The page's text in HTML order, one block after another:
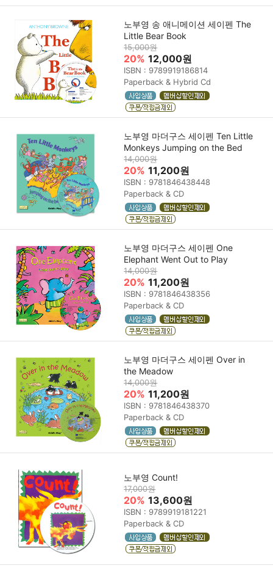
노부영 송 애니메이션 세이펜 The
Little Bear Book
15,000원
20% 12,000원
ISBN : 9789919186814
Paperback & Hybrid Cd
노부영 마더구스 세이펜 Ten Little
Monkeys Jumping on the Bed
14,000원
20% 11,200원
ISBN : 9781846438448
Paperback & CD
노부영 마더구스 세이펜 One
Elephant Went Out to Play
14,000원
20% 11,200원
ISBN : 9781846438356
Paperback & CD
노부영 마더구스 세이펜 Over in
the Meadow
14,000원
20% 11,200원
ISBN : 9781846438370
Paperback & CD
노부영 Count!
17,000원
20% 13,600원
ISBN : 9789919181221
Paperback & CD